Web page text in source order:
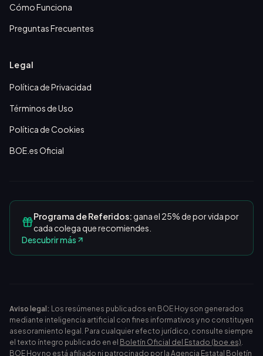
Cómo Funciona
Preguntas Frecuentes
Legal
Política de Privacidad
Términos de Uso
Política de Cookies
BOE.es Oficial
Programa de Referidos:gana el 25% de por vida por
cada colega que recomiendes.
Descubrir más
Aviso legal: Los resúmenes publicados en BOE Hoy son generados
mediante inteligencia artificial con fines informativos y no constituyen
asesoramiento legal. Para cualquier efecto jurídico, consulte siempre
el texto íntegro publicado en el Boletín Oficial del Estado (boe.es).
BOE Hoy no está afiliado ni patrocinado por la Agencia Estatal Boletín